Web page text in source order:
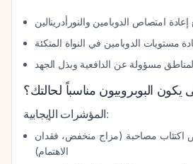
مسؤولة عن الدافعية وبذل الجهد
يكون البوبروبيون مناسباً لحالتك؟
المؤشرات الإيجابية:
اكتئاب مصاحبة (مزاج منخفض، فقدان
الاهتمام)